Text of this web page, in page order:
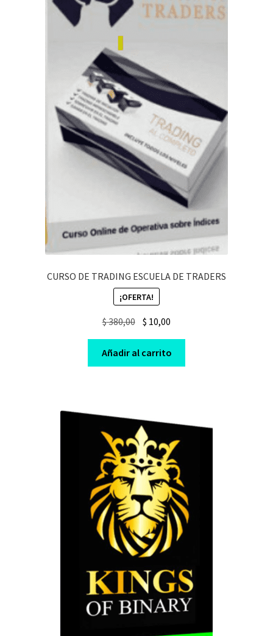
CURSO DE TRADING ESCUELA DE TRADERS
¡OFERTA!
$380,00 Original
price
was:
$ 380,00.
$ 10,00
price
is:
$ 10,00.
Añadir al carrito